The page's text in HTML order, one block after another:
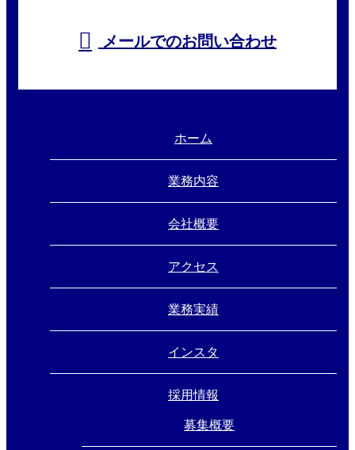
メールでのお問い合わせ
ホーム
業務内容
会社概要
アクセス
業務実績
インスタ
採用情報
募集概要